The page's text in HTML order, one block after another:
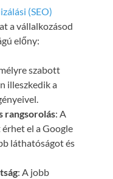
(SEO)
a vállalkozásod
előny:
szabott
illeszkedik a
rangsorolás: A
el a Google
láthatóságot és
: A jobb